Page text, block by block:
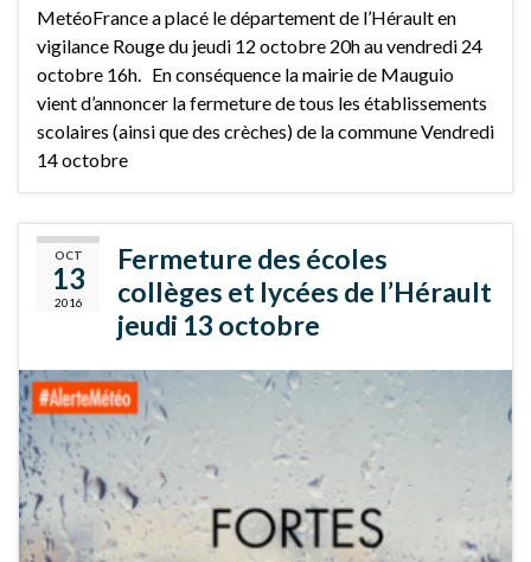
MetéoFrance a placé le département de l’Hérault en
vigilance Rouge du jeudi 12 octobre 20h au vendredi 24
octobre 16h. En conséquence la mairie de Mauguio
vient d’annoncer la fermeture de tous les établissements
scolaires (ainsi que des crèches) de la commune Vendredi
14 octobre
OCT
13
2016
Fermeture des écoles
collèges et lycées de l’Hérault
jeudi 13 octobre